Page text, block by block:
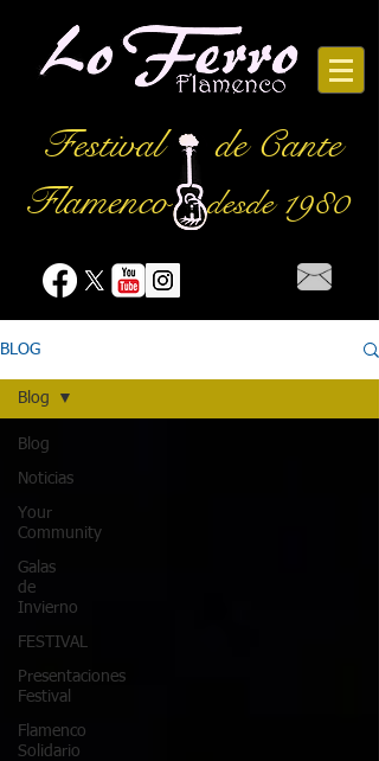
Festival
de Cante
Flamencodesde 1980
BLOG
Blog
Noticias
Your
Community
Galas
de
Invierno
FESTIVAL
Presentaciones
Festival
Flamenco
Solidario
Blog